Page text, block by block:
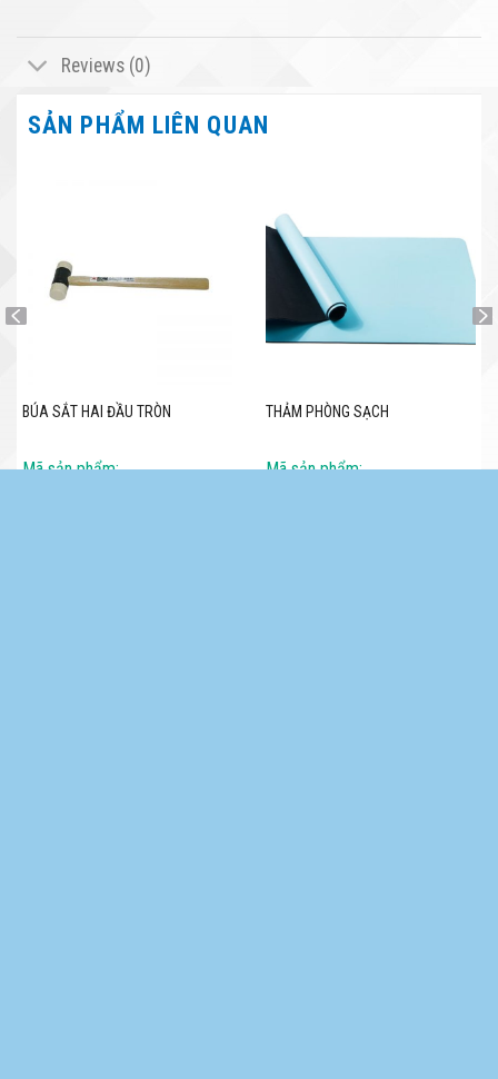
Reviews (0)
SẢN PHẨM LIÊN QUAN
BÚA SẮT HAI ĐẦU TRÒN
Mã sản phẩm:
THẢM PHÒNG SẠCH
Mã sản phẩm: